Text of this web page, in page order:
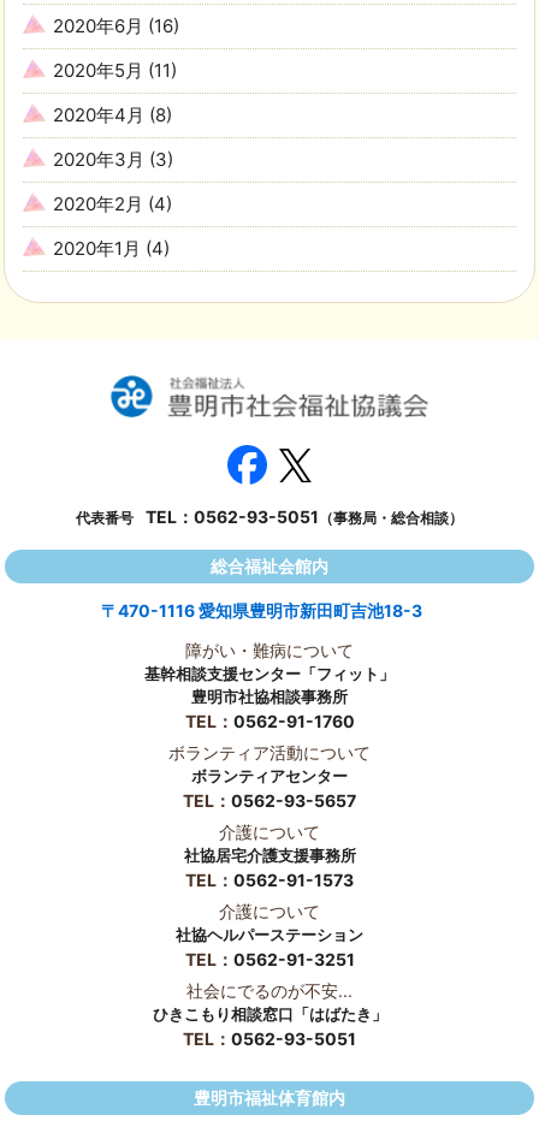
2020年6月 (16)
2020年5月 (11)
2020年4月 (8)
2020年3月 (3)
2020年2月 (4)
2020年1月 (4)
代表番号 TEL： 0562-93-5051 （事務局・総合相談）
総合福祉会館内
〒470-1116 愛知県豊明市新田町吉池18-3
障がい・難病について
基幹相談支援センター「フィット」
豊明市社協相談事務所
TEL： 0562-91-1760
ボランティア活動について
ボランティアセンター
TEL： 0562-93-5657
介護について
社協居宅介護支援事務所
TEL： 0562-91-1573
介護について
社協ヘルパーステーション
TEL： 0562-91-3251
社会にでるのが不安...
ひきこもり相談窓口「はばたき」
TEL： 0562-93-5051
豊明市福祉体育館内